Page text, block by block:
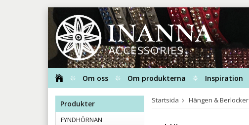
Om oss Om produkterna Inspiration
Produkter
FYNDHÖRNAN
Startsida Hängen & Berlocker